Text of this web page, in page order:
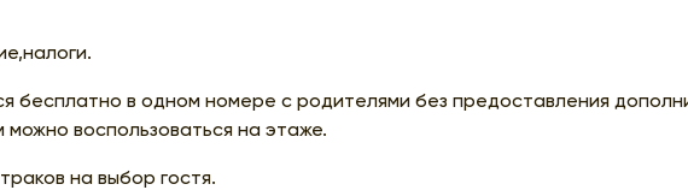
в одном номере с родителями без предоставления
воспользоваться на этаже.
на выбор гостя.